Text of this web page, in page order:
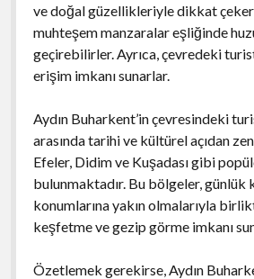
ve doğal güzellikleriyle dikkat
muhteşem manzaralar eşliğinde
geçirebilirler. Ayrıca, çevredeki
erişim imkanı sunarlar.
Aydın Buharkent’in çevresindeki
arasında tarihi ve kültürel açıdan
Efeler, Didim ve Kuşadası gibi
bulunmaktadır. Bu bölgeler, günlük
konumlarına yakın olmalarıyla
keşfetme ve gezip görme imkanı
Özetlemek gerekirse, Aydın